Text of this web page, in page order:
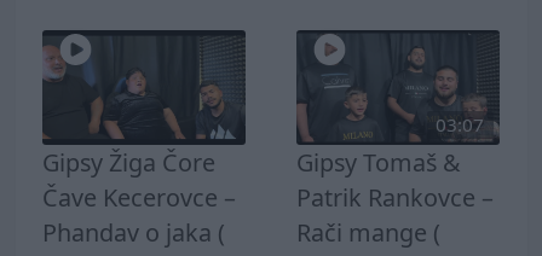
Gipsy Žiga Čore
Čave Kecerovce –
Phandav o jaka (
03:07
Gipsy Tomaš &
Patrik Rankovce –
Rači mange (